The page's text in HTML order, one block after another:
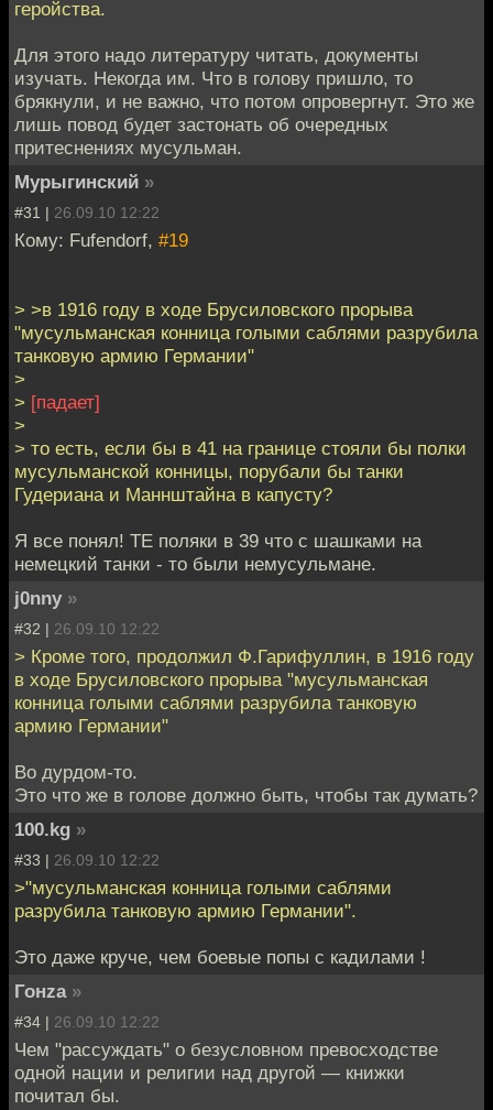
геройства.
Для этого надо литературу читать, документы
изучать. Некогда им. Что в голову пришло, то
брякнули, и не важно, что потом опровергнут. Это же
лишь повод будет застонать об очередных
притеснениях мусульман.
Мурыгинский »
#31 | 26.09.10 12:22
Кому: Fufendorf, #19
> >в 1916 году в ходе Брусиловского прорыва
"мусульманская конница голыми саблями разрубила
танковую армию Германии"
>
> [падает]
>
> то есть, если бы в 41 на границе стояли бы полки
мусульманской конницы, порубали бы танки
Гудериана и Маннштайна в капусту?
Я все понял! ТЕ поляки в 39 что с шашками на
немецкий танки - то были немусульмане.
j0nny »
#32 | 26.09.10 12:22
> Кроме того, продолжил Ф.Гарифуллин, в 1916 году
в ходе Брусиловского прорыва "мусульманская
конница голыми саблями разрубила танковую
армию Германии"
Во дурдом-то.
Это что же в голове должно быть, чтобы так думать?
100.kg »
#33 | 26.09.10 12:22
>"мусульманская конница голыми саблями
разрубила танковую армию Германии".
Это даже круче, чем боевые попы с кадилами !
Гонzа »
#34 | 26.09.10 12:22
Чем "рассуждать" о безусловном превосходстве
одной нации и религии над другой — книжки
почитал бы.